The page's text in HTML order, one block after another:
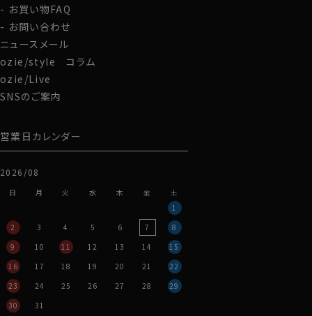
お買い物FAQ
お問い合わせ
ニュースメール
ozie/style コラム
ozie/Live
SNSのご案内
営業日カレンダー
2026/08
日 月 火 水 木 金
土
1
2
3 4 5 6 7
8
9
10 11 12 13 14
15
16
17 18 19 20 21
22
23
24 25 26 27 28
29
30
31